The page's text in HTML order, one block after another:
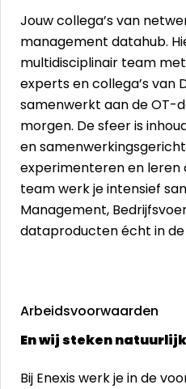
Jouw collega’s van
management datahub.
multidisciplinair team
experts en collega’s van
samenwerkt aan de OT-
morgen. De sfeer is
en
experimenteren en leren
team werk je intensief
Management,
dataproducten écht in
Arbeidsvoorwaarden
En wij steken
Bij Enexis werk je in de